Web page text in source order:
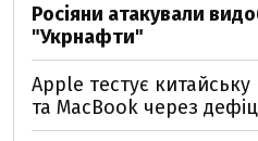
Росіяни атакували
"Укрнафти"
Apple тестує
та MacBook через